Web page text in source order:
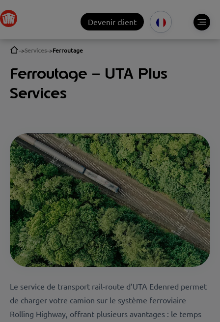
Devenir client
Services Ferroutage
Ferroutage – UTA Plus
Services
Le service de transport rail-route d’UTA Edenred permet
de charger votre camion sur le système ferroviaire
Rolling Highway, offrant plusieurs avantages : le temps